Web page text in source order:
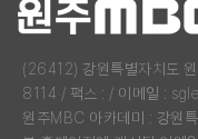
(26412) 강원특별자치도
8114 / 팩스 : / 이메일 :
원주MBC 아카데미 : 강원